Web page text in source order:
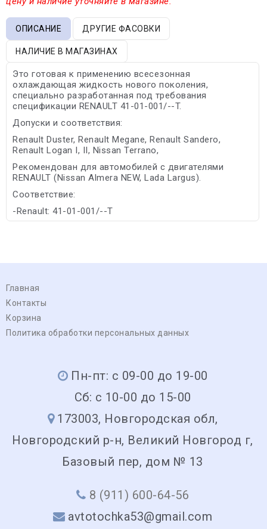
ОПИСАНИЕ ДРУГИЕ ФАСОВКИ
НАЛИЧИЕ В МАГАЗИНАХ
Это готовая к применению всесезонная
охлаждающая жидкость нового поколения,
специально разработанная под требования
спецификации RENAULT 41-01-001/--T.
Допуски и соответствия:
Renault Duster, Renault Megane, Renault Sandero,
Renault Logan I, II, Nissan Terrano,
Рекомендован для автомобилей с двигателями
RENAULT (Nissan Almera NEW, Lada Largus).
Соответствие:
-Renault: 41-01-001/--T
Главная
Контакты
Корзина
Политика обработки персональных данных
Пн-пт: с 09-00 до 19-00
Сб: с 10-00 до 15-00
173003, Новгородская обл,
Новгородский р-н, Великий Новгород г,
Базовый пер, дом № 13
8 (911) 600-64-56
avtotochka53@gmail.com